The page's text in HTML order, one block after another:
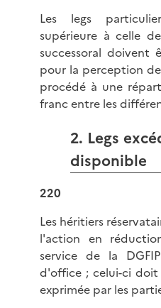
Les legs
supérieure à celle
successoral doivent
pour la perception
procédé à une
franc entre les
2. Legs
disponible
220
Les héritiers
l'action en
service de la
d'office ; celui-ci
exprimée par les